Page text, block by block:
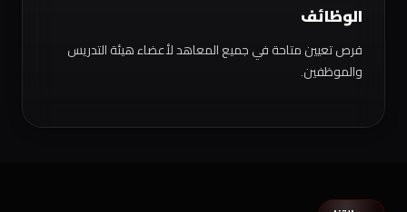
الوظائف
فرص تعيين متاحة في جميع المعاهد لأعضاء هيئة التدريس
والموظفين.